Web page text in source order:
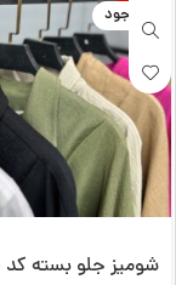
ناموجود
شومیز جلو بسته کد 12060